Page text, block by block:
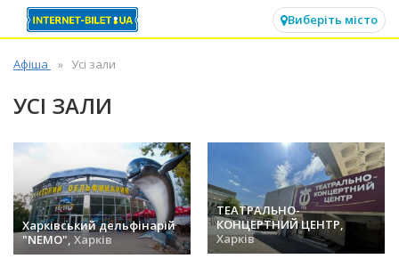
Виберіть місто
Афіша Усі зали
УСІ ЗАЛИ
Харківський дельфінарій
"NEMO", Харків
заходів (89) »
ТЕАТРАЛЬНО-
КОНЦЕРТНИЙ ЦЕНТР,
Харків
заходів (51) »